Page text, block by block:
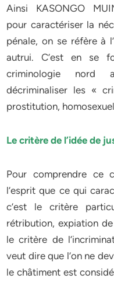
Ainsi KASONGO
pour caractériser la
pénale, on se réfère à
autrui. C’est en se
criminologie nord
décriminaliser les «
prostitution,
Le critère de l’idée de
Pour comprendre ce
l’esprit que ce qui
c’est le critère
rétribution, expiation
le critère de
veut dire que l’on ne
le châtiment est